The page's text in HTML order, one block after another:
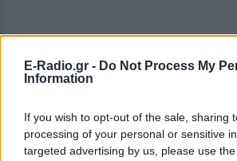
E-Radio.gr - Do Not Process My
Information
If you wish to opt-out of the sale, sharing
processing of your personal or sensitive
targeted advertising by us, please use